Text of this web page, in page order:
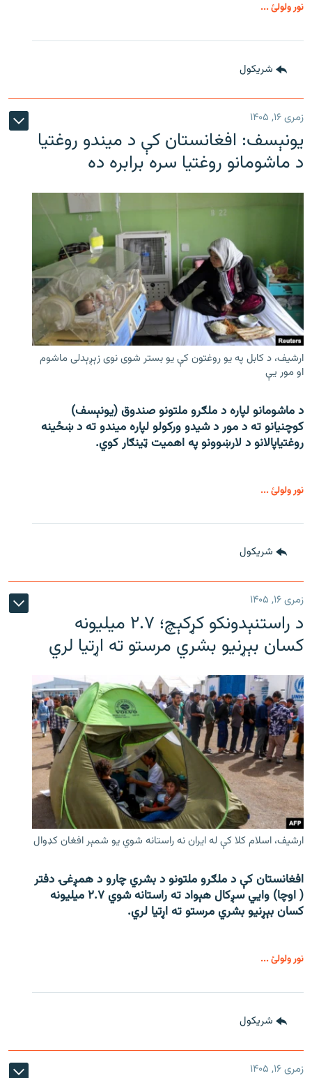
نور ولولئ ...
شريکول
زمری ۱۶, ۱۴۰۵
یونېسف: افغانستان کې د میندو روغتیا
د ماشومانو روغتیا سره برابره ده
ارشیف، د کابل په یو روغتون کې یو بستر شوی نوی زېږېدلی ماشوم
او مور یې
د ماشومانو لپاره د ملګرو ملتونو صندوق (یونېسف)
کوچنیانو ته د مور د شیدو ورکولو لپاره میندو ته د ښځینه
روغتیاپالانو د لارښوونو په اهمیت ټینګار کوي.
نور ولولئ ...
شريکول
زمری ۱۶, ۱۴۰۵
د راستنېدونکو کړکېچ؛ ۲.۷ میلیونه
کسان بېړنیو بشري مرستو ته اړتیا لري
ارشیف، اسلام کلا کې له ایران نه راستانه شوي یو شمېر افغان کډوال
افغانستان کې د ملګرو ملتونو د بشري چارو د همږغۍ دفتر
( اوچا) وايي سږکال هېواد ته راستانه شوي ۲.۷ میلیونه
کسان بېړنیو بشري مرستو ته اړتیا لري.
نور ولولئ ...
شريکول
زمری ۱۶, ۱۴۰۵